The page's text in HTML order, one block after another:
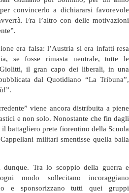
convincerlo a dichiararsi favorevole
Fra l’altro con delle motivazioni
era falsa: l’Austria si era infatti resa
se fosse rimasta neutrale, tutte le
il gran capo dei liberali, in una
dal Quotidiano “La Tribuna”,
viene ancora distribuita a piene
e non solo. Nonostante che fin dagli
battagliero prete fiorentino della Scuola
militari smentisse quella balla
Tra lo scoppio della guerra e
modo sollecitano incoraggiano
e sponsorizzano tutti quei gruppi